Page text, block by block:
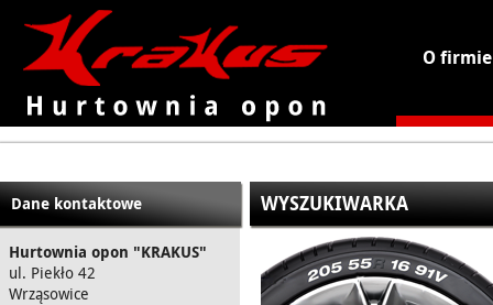
KRAKUS - hurtownia opon
O firmie
Dane kontaktowe
Hurtownia opon "KRAKUS"
ul. Piekło 42
Wrząsowice
WYSZUKIWARKA